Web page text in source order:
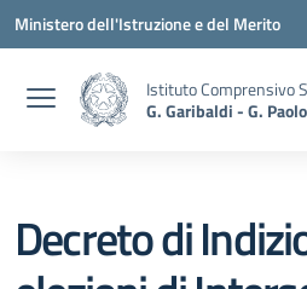
Vai ai contenuti
Vai al menu di navigazione
Vai al footer
Ministero dell'Istruzione e del Merito
Istituto Comprensivo
G. Garibaldi - G.
Decreto di